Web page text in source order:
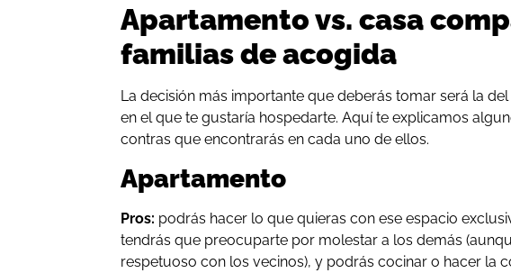
Apartamento vs. casa
familias de acogida
La decisión más importante que deberás tomar será la
en el que te gustaría hospedarte. Aquí te explicamos
contras que encontrarás en cada uno de ellos.
Apartamento
Pros: podrás hacer lo que quieras con ese espacio
tendrás que preocuparte por molestar a los demás
respetuoso con los vecinos), y podrás cocinar o hacer la